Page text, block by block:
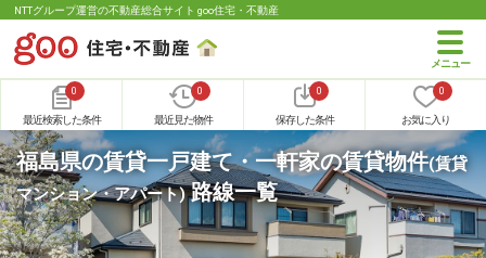
NTTグループ運営の不動産総合サイト goo住宅・不動産
0
最近検索した条件
0
最近見た物件
0
保存した条件
0
お気に入り
福島県の賃貸一戸建て・一軒家の賃貸物件(賃貸
マンション・アパート)路線一覧